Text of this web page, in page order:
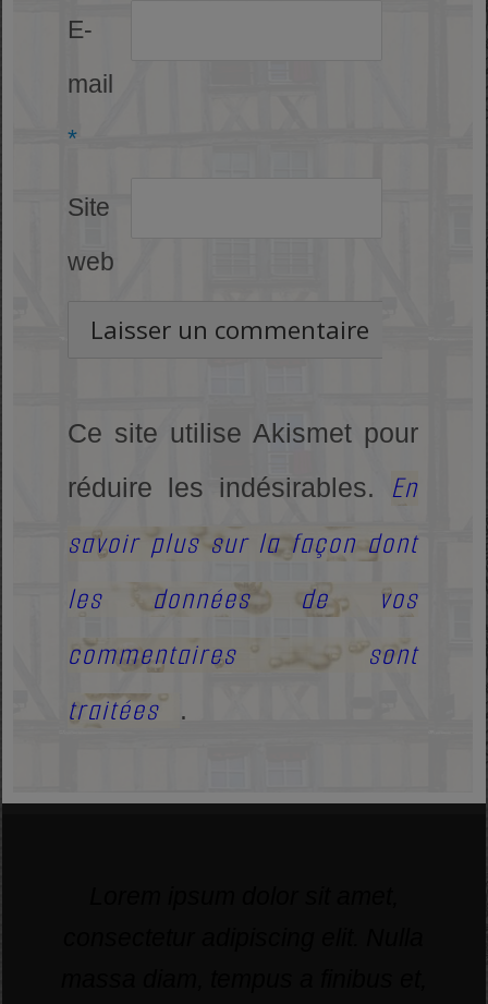
E-
mail
*
Site
web
Ce site utilise Akismet pour
réduire les indésirables. En
savoir plus sur la façon dont
les données de vos
commentaires sont
traitées
.